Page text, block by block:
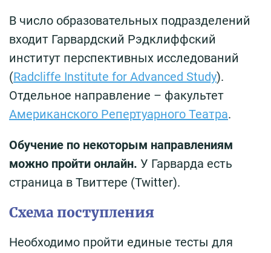
В число образовательных подразделений
входит Гарвардский Рэдклиффский
институт перспективных исследований
(Radcliffe Institute for Advanced Study).
Отдельное направление – факультет
Американского Репертуарного Театра.
Обучение по некоторым направлениям
можно пройти онлайн. У Гарварда есть
страница в Твиттере (Twitter).
Схема поступления
Необходимо пройти единые тесты для